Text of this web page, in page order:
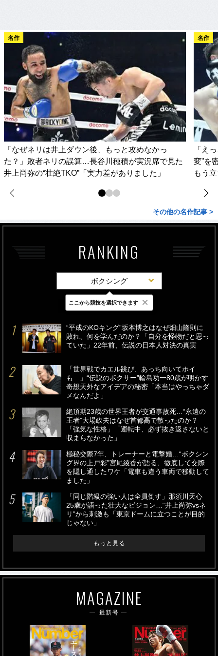
名作
「なぜネリは井上ダウン後、もっと攻めなかっ
た？」敗者ネリの誤算…長谷川穂積が実況席で見た
井上尚弥の“壮絶TKO”「実力差がありました」
名作
「え
変”を
もう
その他の名作記事 >
RANKING
ボクシング
最新 24時間 週間
“平成のKOキング”坂本博之はなぜ畑山隆則に
敗れ、何を学んだのか？「自分を怪物だと思っ
ていた」22年前、伝説の日本人対決の真実
「世界戦でカエル跳び、あっち向いてホイ
も…」“伝説のボクサー”輪島功一80歳が明かす
奇想天外なアイデアの秘密「本当はやっちゃダ
メなんだよ」
絶頂期23歳の世界王者が交通事故死…“永遠の
王者”大場政夫はなぜ首都高で散ったのか？
「強気な性格」「運転中、必ず抜き返さないと
収まらなかった」
極秘交際7年、トレーナーと電撃婚…“ボクシン
グ界の上戸彩”宮尾綾香が語る、徹底して交際
を隠し通したワケ「電車も違う車両で移動して
ました」
「同じ階級の強い人は全員倒す」那須川天心
25歳が語った壮大なビジョン…“井上尚弥vsネ
リ”から刺激も「東京ドームに立つことが目的
じゃない」
もっと見る
MAGAZINE
最新号
ここから競技を選択できます ×